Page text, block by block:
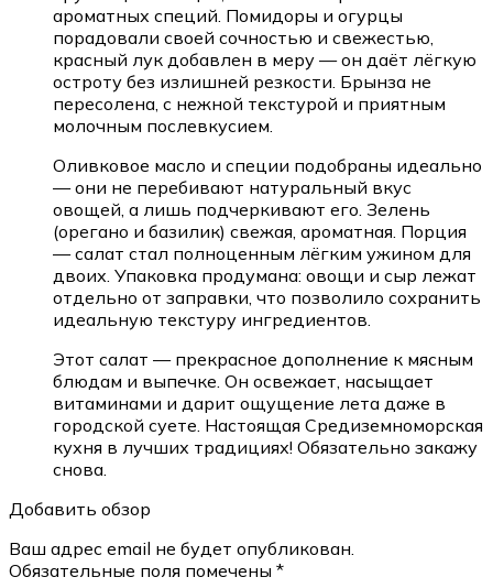
ароматных специй. Помидоры и огурцы
порадовали своей сочностью и свежестью,
красный лук добавлен в меру — он даёт лёгкую
остроту без излишней резкости. Брынза не
пересолена, с нежной текстурой и приятным
молочным послевкусием.
Оливковое масло и специи подобраны идеально
— они не перебивают натуральный вкус
овощей, а лишь подчеркивают его. Зелень
(орегано и базилик) свежая, ароматная. Порция
— салат стал полноценным лёгким ужином для
двоих. Упаковка продумана: овощи и сыр лежат
отдельно от заправки, что позволило сохранить
идеальную текстуру ингредиентов.
Этот салат — прекрасное дополнение к мясным
блюдам и выпечке. Он освежает, насыщает
витаминами и дарит ощущение лета даже в
городской суете. Настоящая Средиземноморская
кухня в лучших традициях! Обязательно закажу
снова.
Добавить обзор
Ваш адрес email не будет опубликован.
Обязательные поля помечены *